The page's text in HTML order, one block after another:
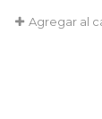
Agregar al